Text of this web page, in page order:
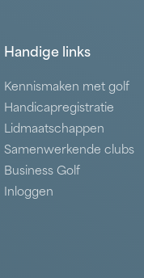
Handige links
Kennismaken met golf
Handicapregistratie
Lidmaatschappen
Samenwerkende clubs
Business Golf
Inloggen